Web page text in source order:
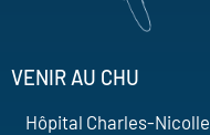
VENIR AU CHU
Hôpital Charles-Nicolle